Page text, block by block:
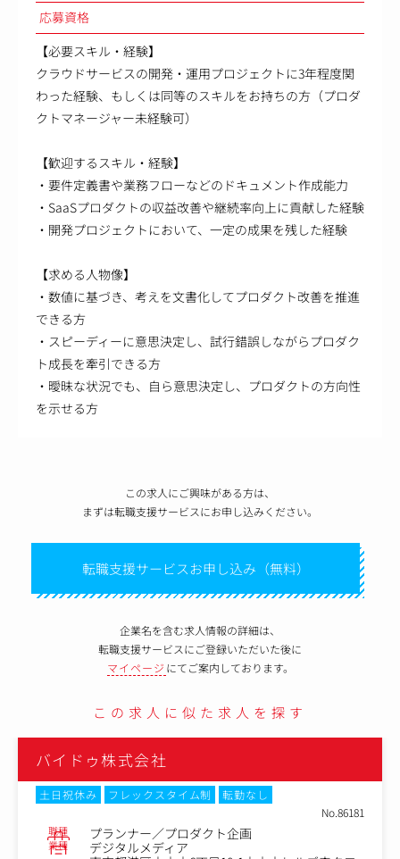
応募資格
【必要スキル・経験】
クラウドサービスの開発・運用プロジェクトに3年程度関
わった経験、もしくは同等のスキルをお持ちの方（プロダ
クトマネージャー未経験可）
【歓迎するスキル・経験】
・要件定義書や業務フローなどのドキュメント作成能力
・SaaSプロダクトの収益改善や継続率向上に貢献した経験
・開発プロジェクトにおいて、一定の成果を残した経験
【求める人物像】
・数値に基づき、考えを文書化してプロダクト改善を推進
できる方
・スピーディーに意思決定し、試行錯誤しながらプロダク
ト成長を牽引できる方
・曖昧な状況でも、自ら意思決定し、プロダクトの方向性
を示せる方
この求人にご興味がある方は、
まずは転職支援サービスにお申し込みください。
転職支援サービスお申し込み（無料）
企業名を含む求人情報の詳細は、
転職支援サービスにご登録いただいた後に
マイページ にてご案内しております。
この求人に似た求人を探す
バイドゥ株式会社
土日祝休み フレックスタイム制
転勤なし
No.86181
職種 プランナー／プロダクト企画
業種
デジタルメディア